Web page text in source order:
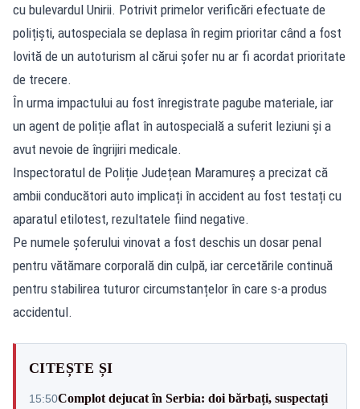
cu bulevardul Unirii. Potrivit primelor verificări efectuate de
polițiști, autospeciala se deplasa în regim prioritar când a fost
lovită de un autoturism al cărui șofer nu ar fi acordat prioritate
de trecere.
În urma impactului au fost înregistrate pagube materiale, iar
un agent de poliție aflat în autospecială a suferit leziuni și a
avut nevoie de îngrijiri medicale.
Inspectoratul de Poliție Județean Maramureș a precizat că
ambii conducători auto implicați în accident au fost testați cu
aparatul etilotest, rezultatele fiind negative.
Pe numele șoferului vinovat a fost deschis un dosar penal
pentru vătămare corporală din culpă, iar cercetările continuă
pentru stabilirea tuturor circumstanțelor în care s-a produs
accidentul.
CITEȘTE ȘI
15:50Complot dejucat în Serbia: doi bărbați, suspectați